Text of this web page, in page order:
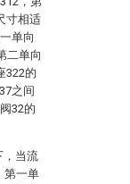
寸相适
单向
二单向
322的
之间
32的
，当流
第一单